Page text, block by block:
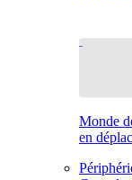
Monde
en